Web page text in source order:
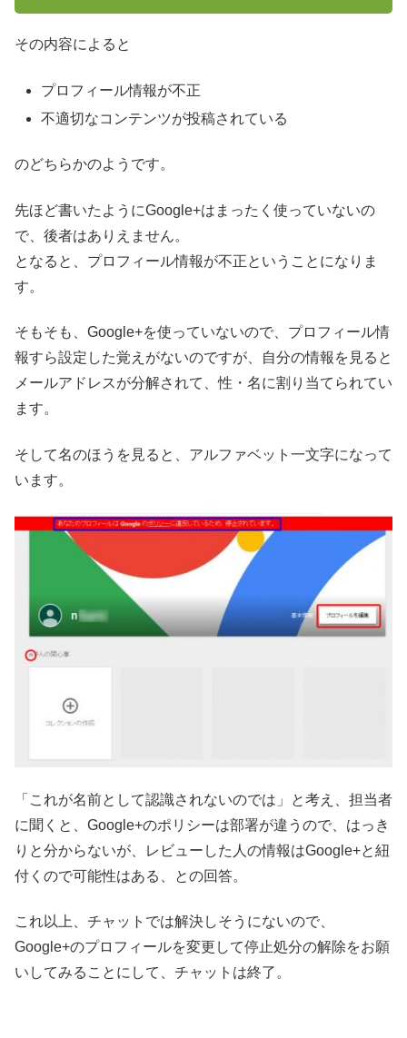
その内容によると
プロフィール情報が不正
不適切なコンテンツが投稿されている
のどちらかのようです。
先ほど書いたようにGoogle+はまったく使っていないの
で、後者はありえません。
となると、プロフィール情報が不正ということになりま
す。
そもそも、Google+を使っていないので、プロフィール情
報すら設定した覚えがないのですが、自分の情報を見ると
メールアドレスが分解されて、性・名に割り当てられてい
ます。
そして名のほうを見ると、アルファベット一文字になって
います。
「これが名前として認識されないのでは」と考え、担当者
に聞くと、Google+のポリシーは部署が違うので、はっき
りと分からないが、レビューした人の情報はGoogle+と紐
付くので可能性はある、との回答。
これ以上、チャットでは解決しそうにないので、
Google+のプロフィールを変更して停止処分の解除をお願
いしてみることにして、チャットは終了。